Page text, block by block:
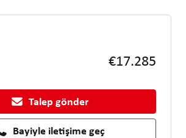
€17.285
Talep gönder
Bayiyle iletişime geç